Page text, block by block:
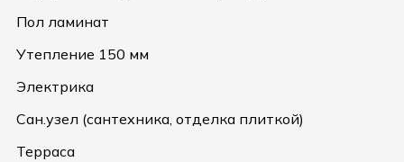
Пол ламинат
Утепление 150 мм
Электрика
Сан.узел (сантехника, отделка плиткой)
Терраса